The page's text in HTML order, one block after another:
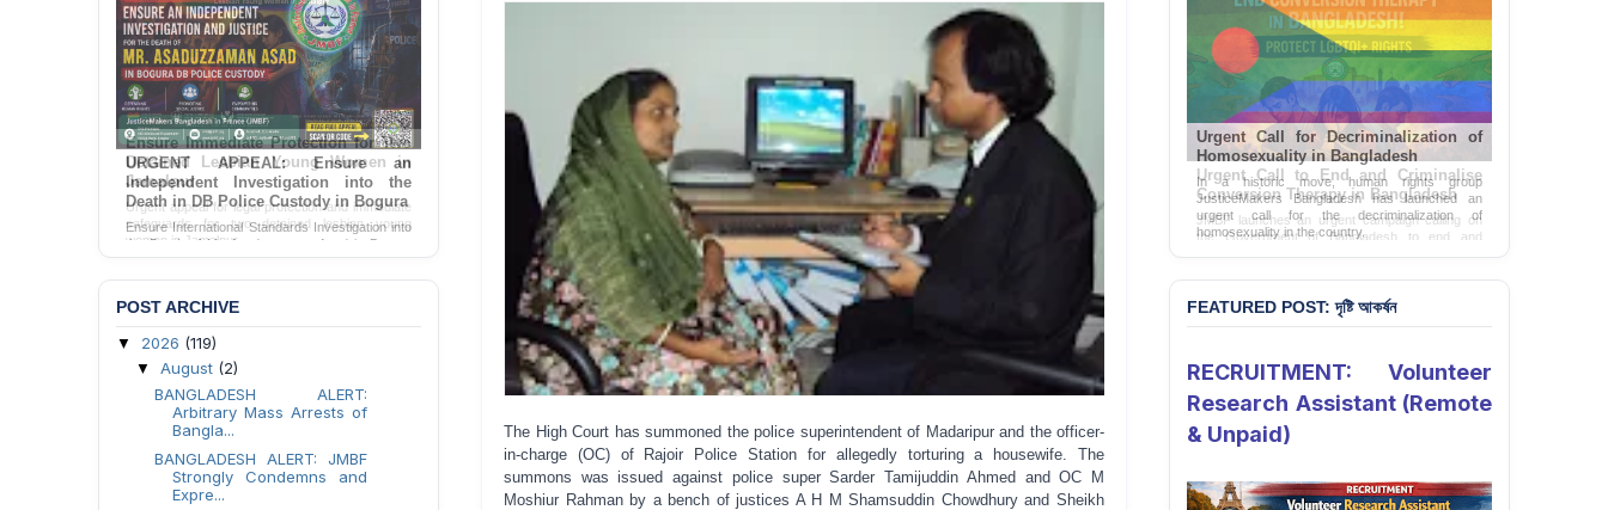
The High Court has summoned the police superintendent of Madaripur and the officer-
in-charge (OC) of Rajoir Police Station for allegedly torturing a housewife. The
summons was issued against police super Sarder Tamijuddin Ahmed and OC M
Moshiur Rahman by a bench of justices A H M Shamsuddin Chowdhury and Sheikh
URGENT APPEAL: Ensure an
Independent Investigation into the
Death in DB Police Custody in Bogura
Ensure International Standards Investigation into
the Death of Mr. Asaduzzaman Asad in Bogura
District DB Police Custody
POST ARCHIVE
▼ 2026 (119)
▼ August (2)
BANGLADESH ALERT:
Arbitrary Mass Arrests of
Bangla...
BANGLADESH ALERT: JMBF
Strongly Condemns and
Expre...
Urgent Call for Decriminalization of
Homosexuality in Bangladesh
In a historic move, human rights group
JusticeMakers Bangladesh has launched an
urgent call for the decriminalization of
homosexuality in the country.
Sign Petition
FEATURED POST: দৃষ্টি আকর্ষন
RECRUITMENT: Volunteer
Research Assistant (Remote
& Unpaid)